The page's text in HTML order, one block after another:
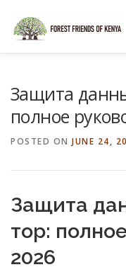
content
Защита
полное
POSTED ON JUNE 24,
Защита
тор:
2026